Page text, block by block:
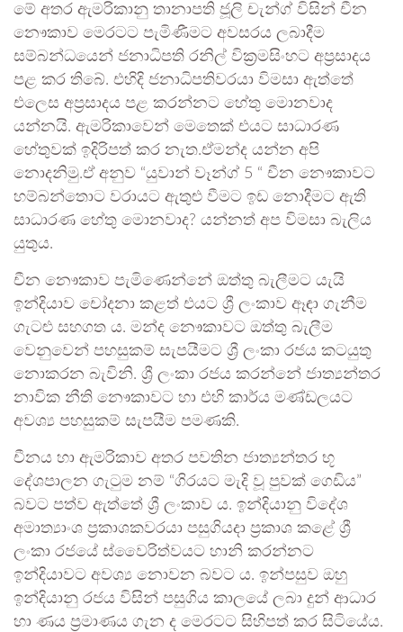
මේ අතර ඇමරිකානු තානාපති ජූලි චැන්ග් විසින් චීන
නෞකාව මෙරටට පැමිණීමට අවසරය ලබාදීම
සම්බන්ධයෙන් ජනාධිපති රනිල් වික්‍රමසිංහට අප්‍රසාදය
පළ කර තිබේ. එහිදි ජනාධිපතිවරයා විමසා ඇත්තේ
එලෙස අප්‍රසාදය පළ කරන්නට හේතු මොනවාද
යන්නයි. ඇමරිකාවෙන් මෙතෙක් එයට සාධාරණ
හේතුවක් ඉදිරිපත් කර නැත.ඒමන්ද යන්න අපි
නොදනිමු.ඒ අනුව “යුවාන් වෑන්ග් 5 “ චීන නෞකාවට
හම්බන්තොට වරායට ඇතුළු වීමට ඉඩ නොදීමට ඇති
සාධාරණ හේතු මොනවාද? යන්නත් අප විමසා බැලිය
යුතුය.
චීන නෞකාව පැමිණෙන්නේ ඔත්තු බැලීමට යැයි
ඉන්දියාව චෝදනා කළත් එයට ශ්‍රී ලංකාව ඈඳා ගැනීම
ගැටළු සහගත ය. මන්ද නෞකාවට ඔත්තු බැලීම
වෙනුවෙන් පහසුකම් සැපයීමට ශ්‍රී ලංකා රජය කටයුතු
නොකරන බැවිනි. ශ්‍රී ලංකා රජය කරන්නේ ජාත්‍යන්තර
නාවික නීති නෞකාවට හා එහි කාර්ය මණ්ඩලයට
අවශ්‍ය පහසුකම් සැපයීම පමණකි.
චීනය හා ඇමරිකාව අතර පවතින ජාත්‍යන්තර භූ
දේශපාලන ගැටුම නම් “ගිරයට මැදි වූ පුවක් ගෙඩිය”
බවට පත්ව ඇත්තේ ශ්‍රී ලංකාව ය. ඉන්දියානු විදේශ
අමාත්‍යාංශ ප්‍රකාශකවරයා පසුගියදා ප්‍රකාශ කළේ ශ්‍රී
ලංකා රජයේ ස්වෛරිත්වයට හානි කරන්නට
ඉන්දියාවට අවශ්‍ය නොවන බවට ය. ඉන්පසුව ඔහු
ඉන්දියානු රජය විසින් පසුගිය කාලයේ ලබා දුන් ආධාර
හා ණය ප්‍රමාණය ගැන ද මෙරටට සිහිපත් කර සිටියේය.